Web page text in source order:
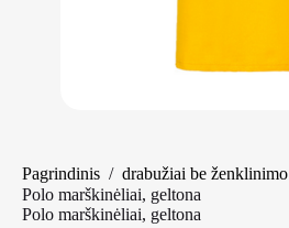
Pagrindinis / drabužiai be ženklinimo
Polo marškinėliai, geltona
Polo marškinėliai, geltona